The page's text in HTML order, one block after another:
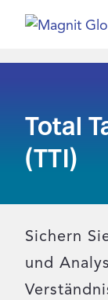
Lösungen
Unsere Partner
Total
(TTI)
Sichern
und